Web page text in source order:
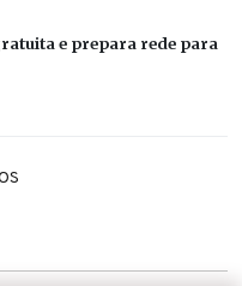
e prepara rede para